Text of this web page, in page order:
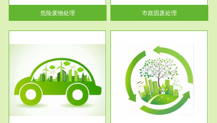
危险废物处理
理处...
市政固废处理
服务范围
工作场所职业危害现状评价
【现状评价意义】：具体因素---
-通过质谱分析等多种手段明确